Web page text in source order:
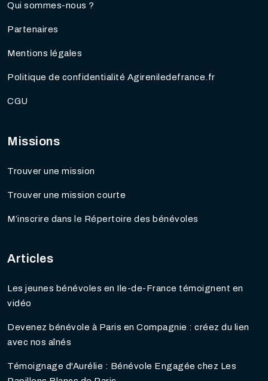
Qui sommes-nous ?
Partenaires
Mentions légales
Politique de confidentialité Agireniledefrance.fr
CGU
Missions
Trouver une mission
Trouver une mission courte
M’inscrire dans le Répertoire des bénévoles
Articles
Les jeunes bénévoles en Ile-de-France témoignent en
vidéo
Devenez bénévole à Paris en Compagnie : créez du lien
avec nos aînés
Témoignage d'Aurélie : Bénévole Engagée chez Les